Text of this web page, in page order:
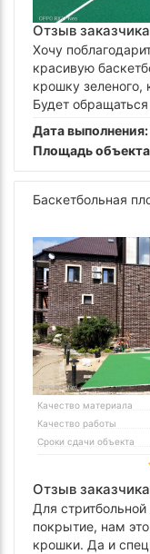
Отзыв
Хочу
красивую
крошку зеленого,
Будет
Дата выполнения:
Площадь
Баскетбольная
Качество материала
Качество работы
Сроки сдачи объекта
Отзыв
Для
покрытие, нам
крошки. Да и